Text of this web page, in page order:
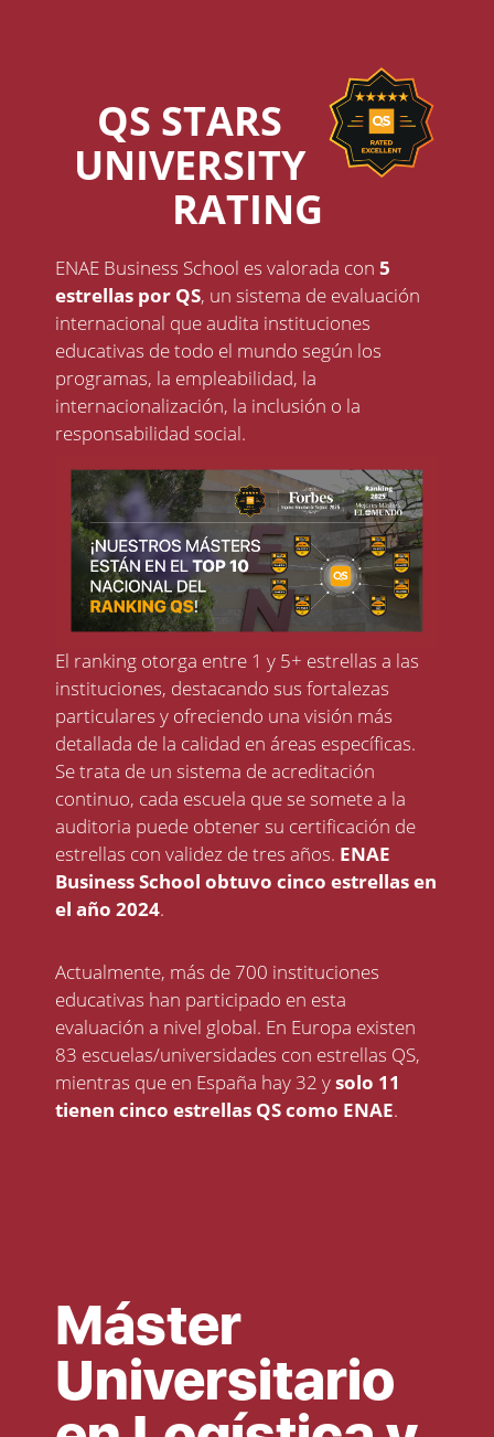
QS STARS
UNIVERSITY
RATING
ENAE Business School es valorada con 5
estrellas por QS, un sistema de evaluación
internacional que audita instituciones
educativas de todo el mundo según los
programas, la empleabilidad, la
internacionalización, la inclusión o la
responsabilidad social.
El ranking otorga entre 1 y 5+ estrellas a las
instituciones, destacando sus fortalezas
particulares y ofreciendo una visión más
detallada de la calidad en áreas específicas.
Se trata de un sistema de acreditación
continuo, cada escuela que se somete a la
auditoria puede obtener su certificación de
estrellas con validez de tres años. ENAE
Business School obtuvo cinco estrellas en
el año 2024.
Actualmente, más de 700 instituciones
educativas han participado en esta
evaluación a nivel global. En Europa existen
83 escuelas/universidades con estrellas QS,
mientras que en España hay 32 ysolo 11
tienen cinco estrellas QS como ENAE.
Máster
Universitario